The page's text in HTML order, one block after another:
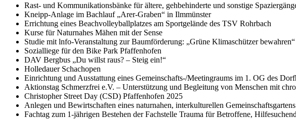
Rast- und Kommunikationsbänke für ältere, gehbehinderte und sonstige
Kneipp-Anlage im Bachlauf „Arer-Graben“ in Ilmmünster
Errichtung eines Beachvolleyballplatzes am Sportgelände des TSV Rohrbach
Kurse für Naturnahes Mähen mit der Sense
Studie mit lnfo-Veranstaltung zur Baumförderung: „Grüne Klimaschützer bewahren“
Sozialliege für den Bike Park Pfaffenhofen
DAV Bergbus „Du willst raus? – Steig ein!“
Holledauer Schachopen
Einrichtung und Ausstattung eines Gemeinschafts-/Meetingraums im 1. OG des
Aktionstag Schmerzfrei e.V. – Unterstützung und Begleitung von Menschen mit
Christopher Street Day (CSD) Pfaffenhofen 2025
Anlegen und Bewirtschaften eines naturnahen, interkulturellen Gemeinschaftsgartens
Fachtag zum 1-jährigen Bestehen der Fachstelle Trauma für Betroffene,